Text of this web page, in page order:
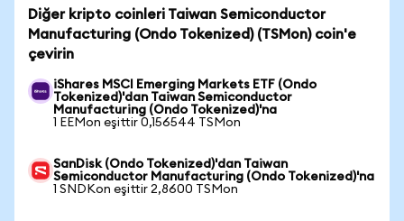
Diğer kripto coinleri Taiwan Semiconductor
Manufacturing (Ondo Tokenized) (TSMon) coin'e
çevirin
iShares MSCI Emerging Markets ETF (Ondo
Tokenized)'dan Taiwan Semiconductor
Manufacturing (Ondo Tokenized)'na
1 EEMon eşittir 0,156544 TSMon
SanDisk (Ondo Tokenized)'dan Taiwan
Semiconductor Manufacturing (Ondo Tokenized)'na
1 SNDKon eşittir 2,8600 TSMon